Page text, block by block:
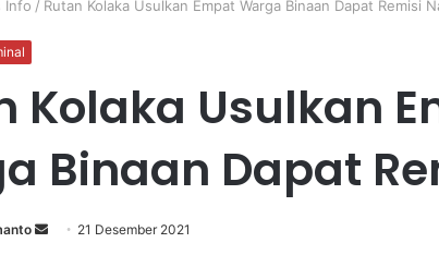
Info / Rutan Kolaka Usulkan Empat Warga Binaan Dapat Remisi
Kolaka Usulkan
Binaan Dapat
21 Desember 2021